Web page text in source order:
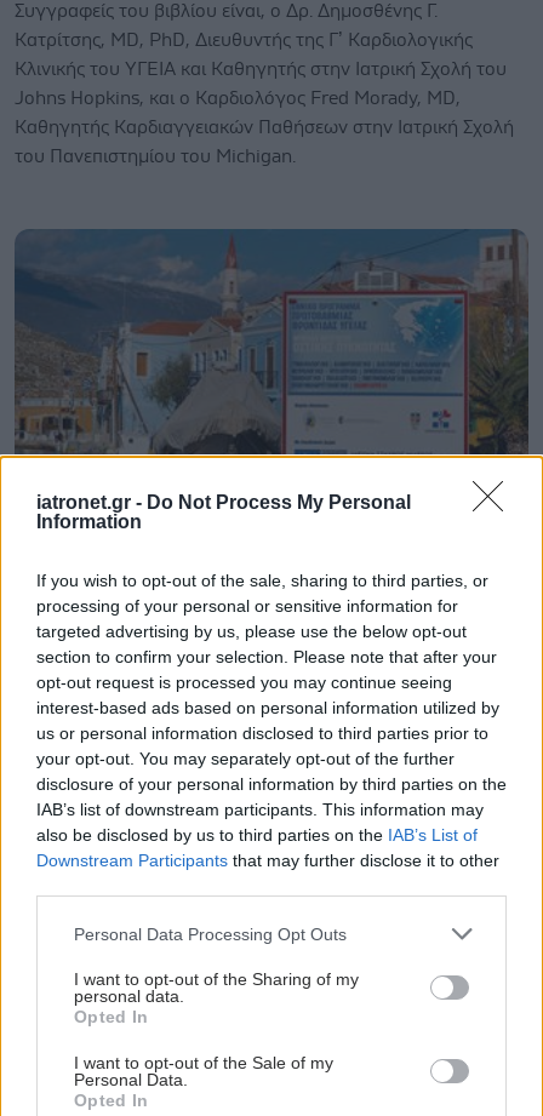
iatronet.gr - Do Not Process My Personal
Information
If you wish to opt-out of the sale, sharing to third parties, or
processing of your personal or sensitive information for
targeted advertising by us, please use the below opt-out
section to confirm your selection. Please note that after your
opt-out request is processed you may continue seeing
interest-based ads based on personal information utilized by
us or personal information disclosed to third parties prior to
your opt-out. You may separately opt-out of the further
disclosure of your personal information by third parties on the
IAB’s list of downstream participants. This information may
also be disclosed by us to third parties on the IAB’s List of
Downstream Participants that may further disclose it to other
Please note that this website/app uses one or more Google
not limited to your visit or usage behaviour. You may click to
grant or deny consent to Google and its third-party tags to
use your data for below specified purposes in below Google
consent section.
Personal Data Processing Opt Outs
I want to opt-out of the Sharing of my
personal data.
Opted In
I want to opt-out of the Sale of my
Personal Data.
Opted In
Συγγραφείς του βιβλίου είναι, ο Δρ. Δημοσθένης Γ.
Κατρίτσης, MD, PhD, Διευθυντής της Γ’ Καρδιολογικής
Κλινικής του ΥΓΕΙΑ και Καθηγητής στην Ιατρική Σχολή του
Johns Hopkins, και ο Καρδιολόγος Fred Morady, MD,
Καθηγητής Καρδιαγγειακών Παθήσεων στην Ιατρική Σχολή
του Πανεπιστημίου του Michigan.
Οι Κινητές Ιατρικές Μονάδες θα ξαναβρεθούν
στο ακριτικό Καστελλόριζο
Η ομάδα των ΚΙΜ θα πλαισιώνεται από τις ιατρικές
ειδικότητες του Καρδιολόγου, του Οφθαλμίατρου,
του Παιδίατρου και του Γενικού Ιατρού-Διαβητολόγου.
Παρασκευή, 11 Ιουνίου 2021, 17:24